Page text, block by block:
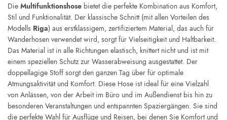
DieMultifunktionshose bietet die perfekte Kombination aus Komfort,
Stil und Funktionalität. Der klassische Schnitt (mit allen Vorteilen des
Modells Riga) aus erstklassigem, zertifiziertem Material, das auch für
Wanderhosen verwendet wird, sorgt für Vielseitigkeit und Haltbarkeit.
Das Material ist in alle Richtungen elastisch, knittert nicht und ist mit
einem speziellen Schutz zur Wasserabweisung ausgestattet. Der
doppellagige Stoff sorgt den ganzen Tag über für optimale
Atmungsaktivität und Komfort. Diese Hose ist ideal für eine Vielzahl
von Anlässen, von der Arbeit im Büro und im Außendienst bis hin zu
besonderen Veranstaltungen und entspannten Spaziergängen. Sie sind
die perfekte Wahl für Ausflüge und Reisen, bei denen Sie Komfort und